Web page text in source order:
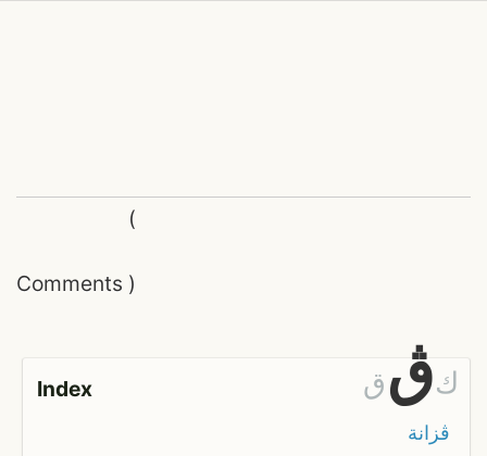
Comments
(
)
Index قڨك
ڨزانة